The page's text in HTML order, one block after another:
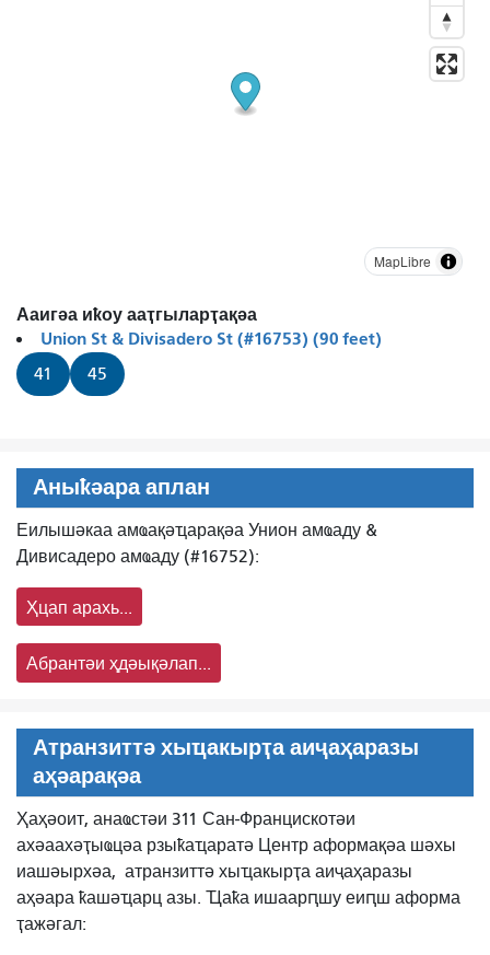
MapLibre
Ааигәа иҟоу ааҭгыларҭақәа
Union St & Divisadero St (#16753) (90 feet)
41 45
Аныҟәара аплан
Еилышәкаа амҩақәҵарақәа Унион амҩаду &
Дивисадеро амҩаду (#16752):
Ҳцап арахь...
Абрантәи ҳдәықәлап...
Атранзиттә хыҵакырҭа аиҷаҳаразы
аҳәарақәа
Ҳаҳәоит, анаҩстәи 311 Сан-Францискотәи
ахәаахәҭыҩцәа рзыҟаҵаратә Центр аформақәа шәхы
иашәырхәа, атранзиттә хыҵакырҭа аиҷаҳаразы
аҳәара ҟашәҵарц азы. Ҵаҟа ишаарԥшу еиԥш аформа
ҭажәгал: